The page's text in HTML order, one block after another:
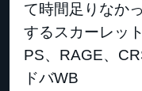
て時間足りなか
するスカーレッ
PS、RAGE、
ドバWB